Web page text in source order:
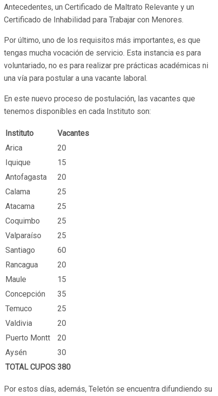
Antecedentes, un Certificado de Maltrato Relevante y un
Certificado de Inhabilidad para Trabajar con Menores.
Por último, uno de los requisitos más importantes, es que
tengas mucha vocación de servicio. Esta instancia es para
voluntariado, no es para realizar pre prácticas académicas ni
una vía para postular a una vacante laboral.
En este nuevo proceso de postulación, las vacantes que
tenemos disponibles en cada Instituto son:
Instituto
Vacantes
Arica
20
Iquique
15
Antofagasta
20
Calama
25
Atacama
25
Coquimbo
25
Valparaíso
25
Santiago
60
Rancagua
20
Maule
15
Concepción
35
Temuco
25
Valdivia
20
Puerto Montt
20
Aysén
30
TOTAL CUPOS 380
Por estos días, además, Teletón se encuentra difundiendo su